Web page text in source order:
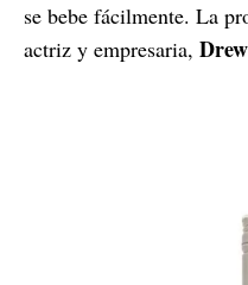
se bebe fácilmente. La
actriz y empresaria,